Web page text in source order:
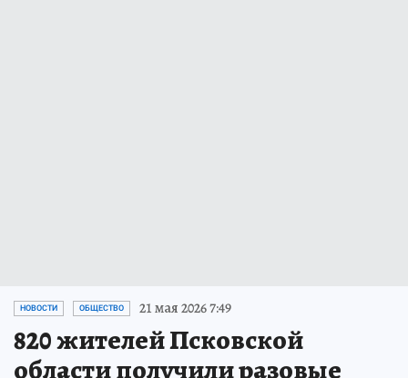
НОВОСТИ ОБЩЕСТВО 21 мая 2026 7:49
820 жителей Псковской
области получили разовые